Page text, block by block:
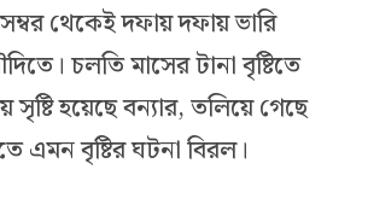
থেকেই দফায় দফায় ভারি
চলতি মাসের টানা বৃষ্টিতে
হয়েছে বন্যার, তলিয়ে গেছে
এমন বৃষ্টির ঘটনা বিরল।